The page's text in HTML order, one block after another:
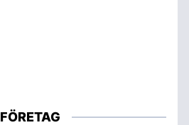
FÖRETAG